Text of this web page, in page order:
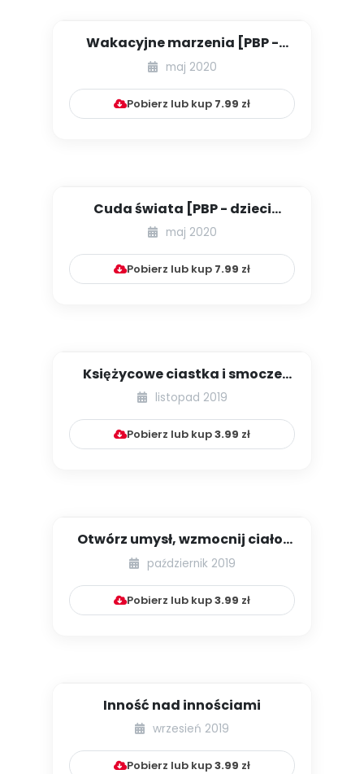
Wakacyjne marzenia [PBP -
dzieci młodsze - numer 5]
maj 2020
Pobierz lub kup 7.99 zł
Cuda świata [PBP - dzieci
starsze - numer 2]
maj 2020
Pobierz lub kup 7.99 zł
Księżycowe ciastka i smocze
łodzie, czyli jakie świe...
listopad 2019
Pobierz lub kup3.99 zł
Otwórz umysł, wzmocnij ciało,
oddaj serce – czyli o tym...
październik 2019
Pobierz lub kup3.99 zł
Inność nad innościami
wrzesień 2019
Pobierz lub kup3.99 zł